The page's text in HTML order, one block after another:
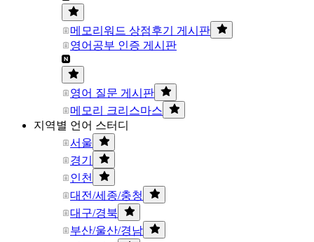
메모리워드 상점후기 게시판
영어공부 인증 게시판
영어 질문 게시판
메모리 크리스마스
지역별 언어 스터디
서울
경기
인천
대전/세종/충청
대구/경북
부산/울산/경남